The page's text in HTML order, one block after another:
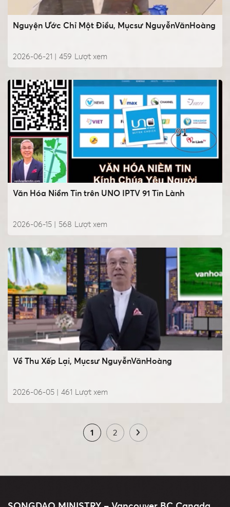
Nguyện Ước Chỉ Một Điều, Mụcsư NguyễnVănHoàng
2026-06-21 | Lượt xem
459
Văn Hóa Niềm Tin trên UNO IPTV 91 Tin Lành
2026-06-15 | Lượt xem
568
Về Thu Xếp Lại, Mụcsư NguyễnVănHoàng
2026-06-05 | Lượt xem
461
1 2